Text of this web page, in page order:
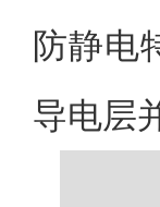
防静电
导电层